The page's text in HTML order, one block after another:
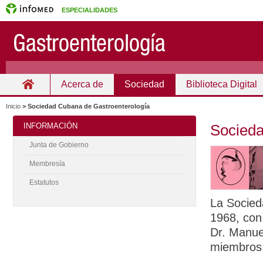
ESPECIALIDADES
Acerca de Sociedad Biblioteca Digital
Inicio > Sociedad Cubana de Gastroenterología
La
1968,
Dr.
INFORMACIÓN
Junta de Gobierno
Membresía
Estatutos